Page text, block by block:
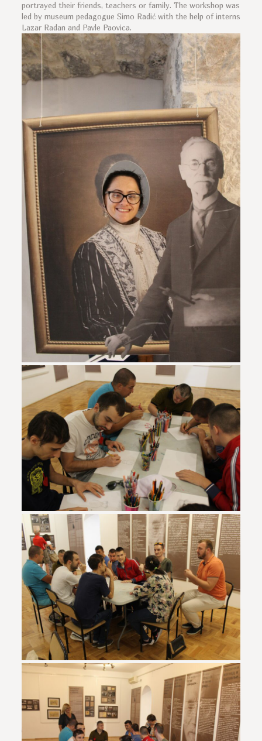
portrayed their friends, teachers or family. The workshop was
led by museum pedagogue Simo Radić with the help of interns
Lazar Radan and Pavle Paovica.